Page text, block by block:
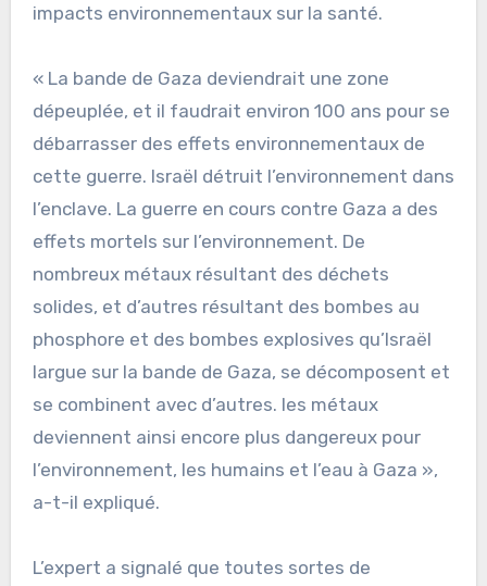
impacts environnementaux sur la santé.
« La bande de Gaza deviendrait une zone
dépeuplée, et il faudrait environ 100 ans pour se
débarrasser des effets environnementaux de
cette guerre. Israël détruit l’environnement dans
l’enclave. La guerre en cours contre Gaza a des
effets mortels sur l’environnement. De
nombreux métaux résultant des déchets
solides, et d’autres résultant des bombes au
phosphore et des bombes explosives qu’Israël
largue sur la bande de Gaza, se décomposent et
se combinent avec d’autres. les métaux
deviennent ainsi encore plus dangereux pour
l’environnement, les humains et l’eau à Gaza »,
a-t-il expliqué.
L’expert a signalé que toutes sortes de